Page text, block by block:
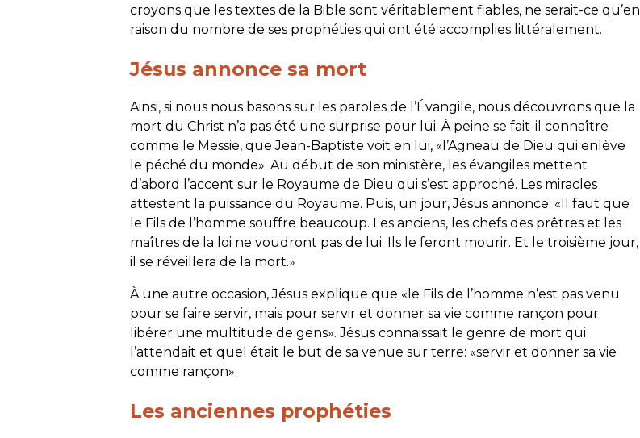
croyons que les textes de la Bible sont véritablement fiables, ne serait-ce qu’en
raison du nombre de ses prophéties qui ont été accomplies littéralement.
Jésus annonce sa mort
Ainsi, si nous nous basons sur les paroles de l’Évangile, nous découvrons que la
mort du Christ n’a pas été une surprise pour lui. À peine se fait-il connaître
comme le Messie, que Jean-Baptiste voit en lui, «l’Agneau de Dieu qui enlève
le péché du monde». Au début de son ministère, les évangiles mettent
d’abord l’accent sur le Royaume de Dieu qui s’est approché. Les miracles
attestent la puissance du Royaume. Puis, un jour, Jésus annonce: «Il faut que
le Fils de l’homme souffre beaucoup. Les anciens, les chefs des prêtres et les
maîtres de la loi ne voudront pas de lui. Ils le feront mourir. Et le troisième jour,
il se réveillera de la mort.»
À une autre occasion, Jésus explique que «le Fils de l’homme n’est pas venu
pour se faire servir, mais pour servir et donner sa vie comme rançon pour
libérer une multitude de gens». Jésus connaissait le genre de mort qui
l’attendait et quel était le but de sa venue sur terre: «servir et donner sa vie
comme rançon».
Les anciennes prophéties